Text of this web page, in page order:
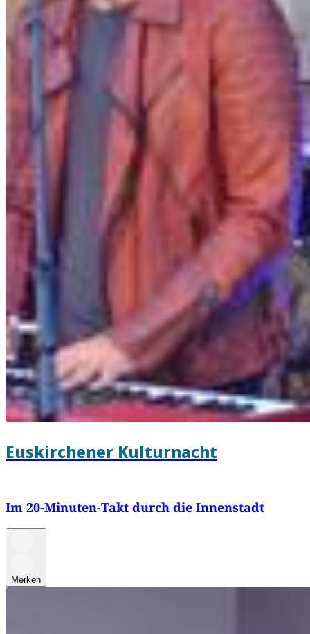
Euskirchener Kulturnacht
Im 20-Minuten-Takt durch die Innenstadt
Merken